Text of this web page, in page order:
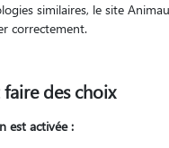
similaires, le site
correctement.
des choix
est activée :